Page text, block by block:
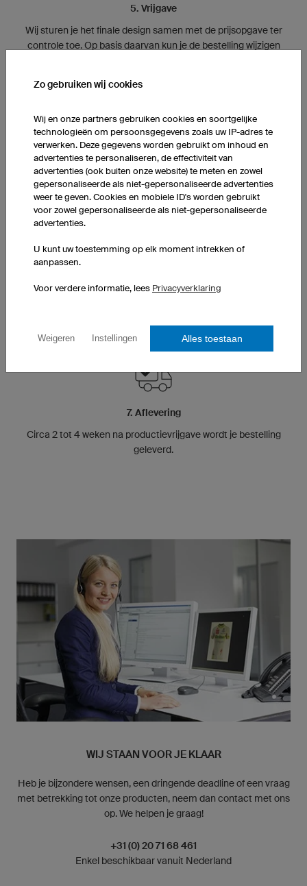
5. Vrijgave
Wij sturen je het finale design samen met de prijsopgave ter
controle toe. Op basis daarvan kun je de bestelling wijzigen
6. Productie
productielijnen en meer 90 medewerkers werken samen om
7. Aflevering
Circa 2 tot 4 weken na productievrijgave wordt je bestelling
geleverd.
WIJ STAAN VOOR JE KLAAR
Heb je bijzondere wensen, een dringende deadline of een vraag
met betrekking tot onze producten, neem dan contact met ons
op. We helpen je graag!
+31 (0) 20 71 68 461
Enkel beschikbaar vanuit Nederland
Zo gebruiken wij cookies
Wij en onze partners gebruiken cookies en soortgelijke
technologieën om persoonsgegevens zoals uw IP-adres te
verwerken. Deze gegevens worden gebruikt om inhoud en
advertenties te personaliseren, de effectiviteit van
advertenties (ook buiten onze website) te meten en zowel
gepersonaliseerde als niet-gepersonaliseerde advertenties
weer te geven. Cookies en mobiele ID's worden gebruikt
voor zowel gepersonaliseerde als niet-gepersonaliseerde
advertenties.
U kunt uw toestemming op elk moment intrekken of
aanpassen.
Voor verdere informatie, lees Privacyverklaring
Weigeren Instellingen Alles toestaan